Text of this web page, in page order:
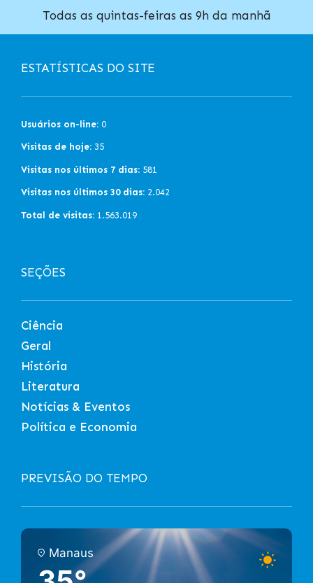
Todas as quintas-feiras as 9h da manhã
ESTATÍSTICAS DO SITE
Usuários on-line: 0
Visitas de hoje: 35
Visitas nos últimos 7 dias: 581
Visitas nos últimos 30 dias: 2.042
Total de visitas: 1.563.019
SEÇÕES
Ciência
Geral
História
Literatura
Notícias & Eventos
Política e Economia
PREVISÃO DO TEMPO
Manaus